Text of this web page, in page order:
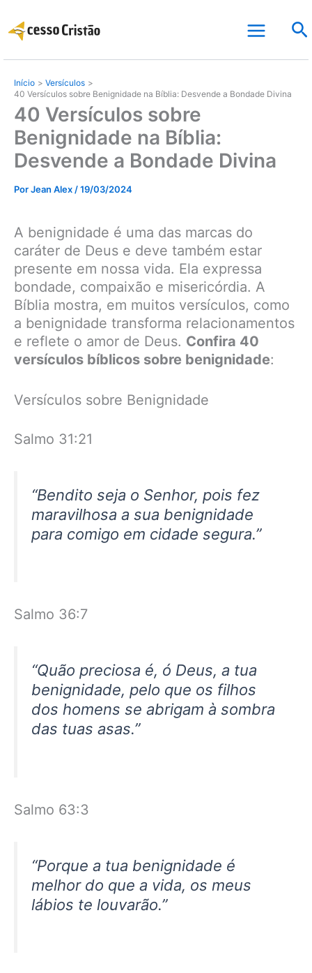
para
conteúdo
Início
Versículos
40 Versículos sobre Benignidade na Bíblia: Desvende a Bondade Divina
40 Versículos sobre
Benignidade na Bíblia:
Desvende a Bondade Divina
PorJean Alex /19/03/2024
A benignidade é uma das marcas do
caráter de Deus e deve também estar
presente em nossa vida. Ela expressa
bondade, compaixão e misericórdia. A
Bíblia mostra, em muitos versículos, como
a benignidade transforma relacionamentos
e reflete o amor de Deus. Confira 40
versículos bíblicos sobre benignidade:
Versículos sobre Benignidade
Salmo 31:21
“Bendito seja o Senhor, pois fez
maravilhosa a sua benignidade
para comigo em cidade segura.”
Salmo 36:7
“Quão preciosa é, ó Deus, a tua
benignidade, pelo que os filhos
dos homens se abrigam à sombra
das tuas asas.”
Salmo 63:3
“Porque a tua benignidade é
melhor do que a vida, os meus
lábios te louvarão.”